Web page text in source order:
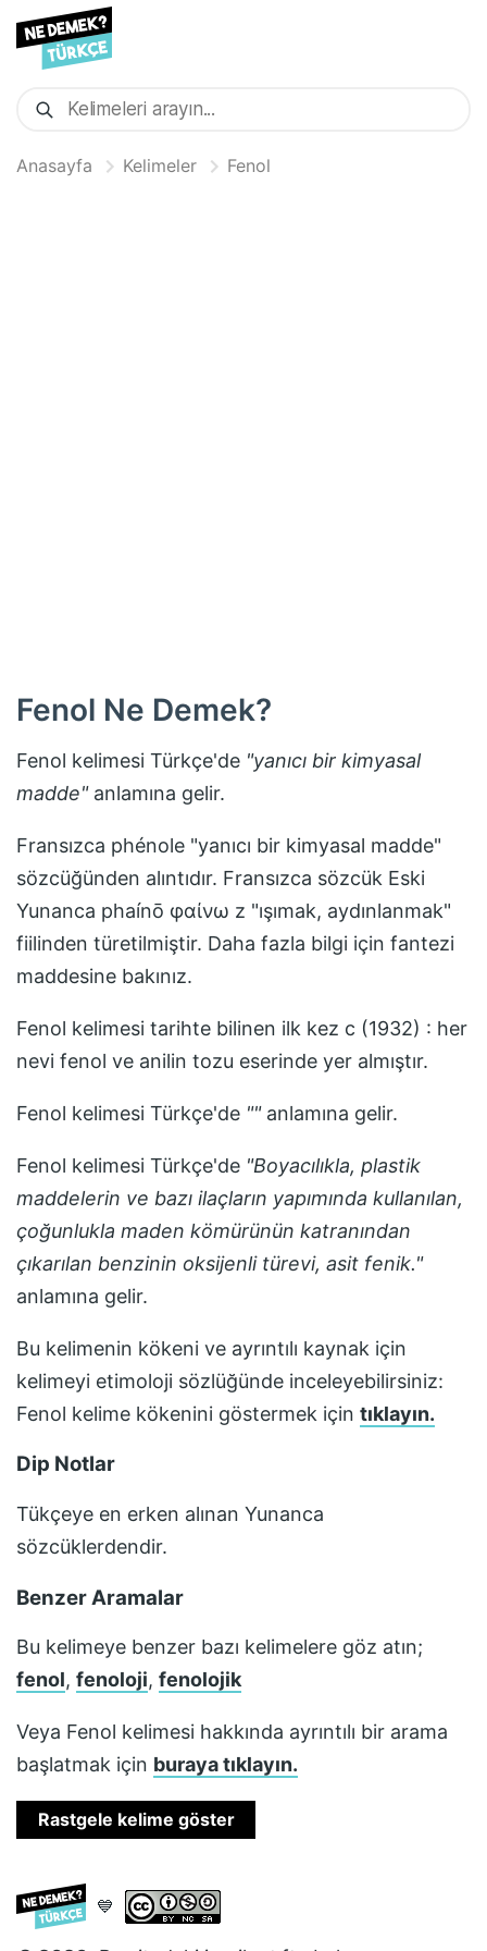
Anasayfa Kelimeler Fenol
Fenol Ne Demek?
Fenol kelimesi Türkçe'de "yanıcı bir kimyasal
madde"anlamına gelir.
Fransızca phénole "yanıcı bir kimyasal madde"
sözcüğünden alıntıdır. Fransızca sözcük Eski
Yunanca phaínō φαίνω z "ışımak, aydınlanmak"
fiilinden türetilmiştir. Daha fazla bilgi için fantezi
maddesine bakınız.
Fenol kelimesi tarihte bilinen ilk kez c (1932) : her
nevi fenol ve anilin tozu eserinde yer almıştır.
Fenol kelimesi Türkçe'de ""anlamına gelir.
Fenol kelimesi Türkçe'de "Boyacılıkla, plastik
maddelerin ve bazı ilaçların yapımında kullanılan,
çoğunlukla maden kömürünün katranından
çıkarılan benzinin oksijenli türevi, asit fenik."
anlamına gelir.
Bu kelimenin kökeni ve ayrıntılı kaynak için
kelimeyi etimoloji sözlüğünde inceleyebilirsiniz:
Fenol kelime kökenini göstermek için tıklayın.
Dip Notlar
Tükçeye en erken alınan Yunanca
sözcüklerdendir.
Benzer Aramalar
Bu kelimeye benzer bazı kelimelere göz atın;
fenol, fenoloji, fenolojik
Veya Fenol kelimesi hakkında ayrıntılı bir arama
başlatmak için buraya tıklayın.
Rastgele kelime göster
💙